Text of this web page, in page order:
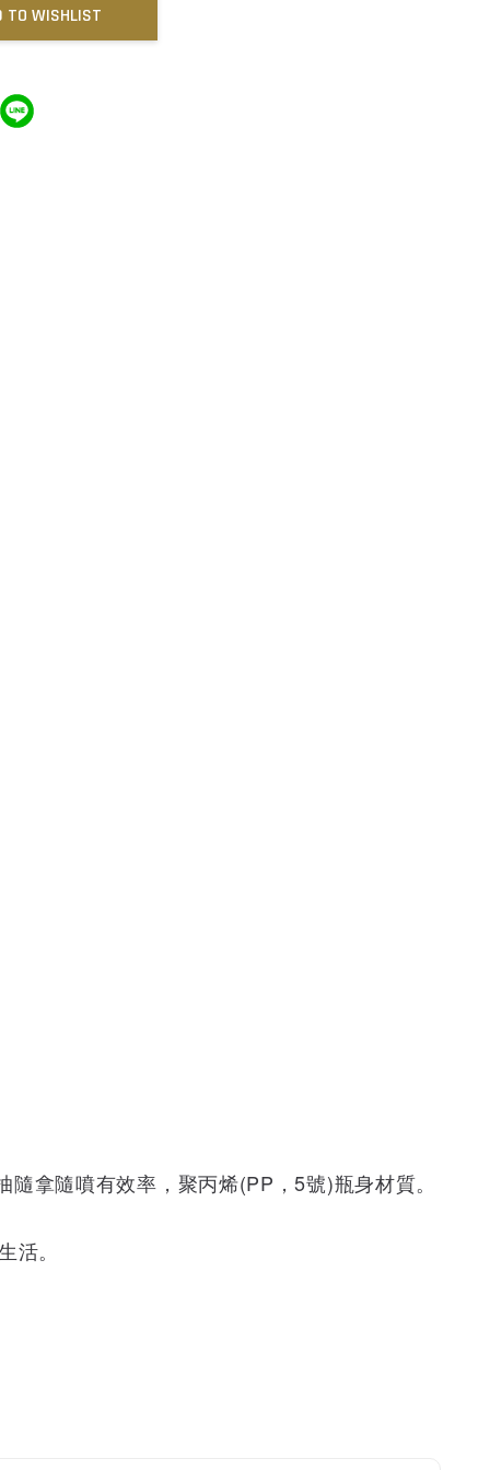
TO WISHLIST
拿隨噴有效率，聚丙烯(PP，5號)瓶身材質。
。